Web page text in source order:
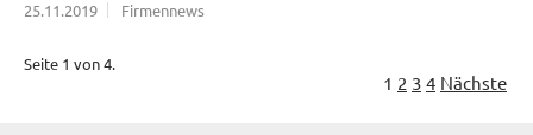
25.11.2019 Firmennews
Seite 1 von 4.
1 2 3 4 Nächste